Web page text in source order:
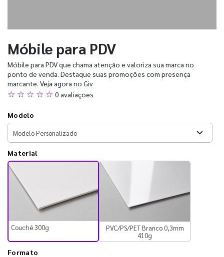
Móbile para PDV
Móbile para PDV que chama atenção e valoriza sua marca no
ponto de venda. Destaque suas promoções com presença
marcante. Veja agora no Giv
☆ ☆ ☆ ☆ ☆ 0 avaliações
Modelo
Material
Couché 300g
PVC/PS/PET Branco 0,3mm
410g
Formato